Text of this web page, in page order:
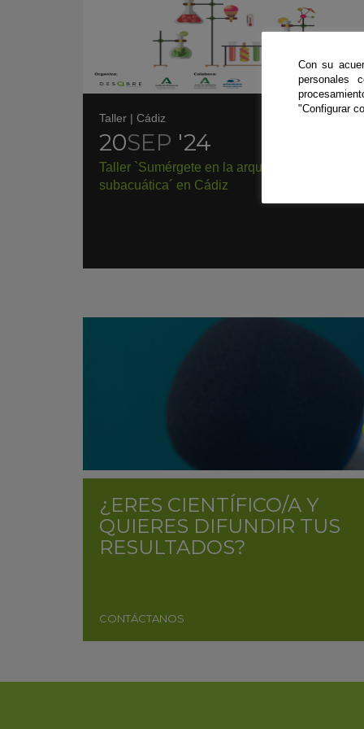
Taller | Cádiz
20SEP '24
Taller `Sumérgete en la arqueología
subacuática´ en Cádiz
¿ERES CIENTÍFICO/A Y
QUIERES DIFUNDIR TUS
RESULTADOS?
CONTÁCTANOS
Con su
personales
"Configurar